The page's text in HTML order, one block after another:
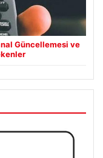
Güncellemesi ve